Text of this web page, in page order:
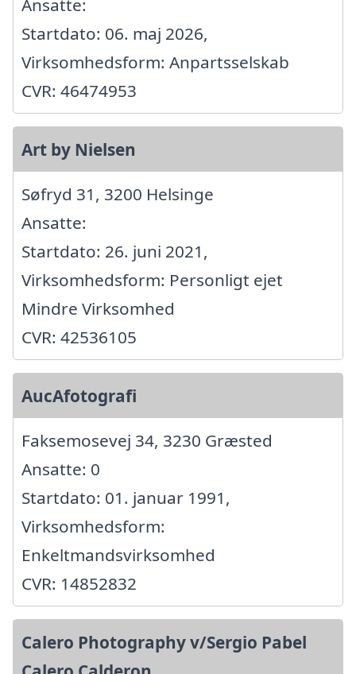
Ansatte:
Startdato: 06. maj 2026,
Virksomhedsform: Anpartsselskab
CVR: 46474953
Art by Nielsen
Søfryd 31, 3200 Helsinge
Ansatte:
Startdato: 26. juni 2021,
Virksomhedsform: Personligt ejet
Mindre Virksomhed
CVR: 42536105
AucAfotografi
Faksemosevej 34, 3230 Græsted
Ansatte: 0
Startdato: 01. januar 1991,
Virksomhedsform:
Enkeltmandsvirksomhed
CVR: 14852832
Calero Photography v/Sergio Pabel